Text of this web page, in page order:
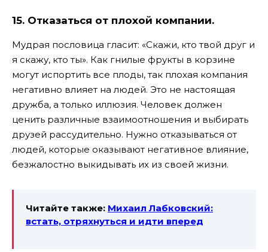
15. Отказаться от плохой компании.
Мудрая пословица гласит: «Скажи, кто твой друг и
я скажу, кто ты». Как гнилые фрукты в корзине
могут испортить все плоды, так плохая компания
негативно влияет на людей. Это не настоящая
дружба, а только иллюзия. Человек должен
ценить различные взаимоотношения и выбирать
друзей рассудительно. Нужно отказываться от
людей, которые оказывают негативное влияние,
безжалостно выкидывать их из своей жизни.
Читайте также: Михаил Лабковский:
встать, отряхнуться и идти вперед